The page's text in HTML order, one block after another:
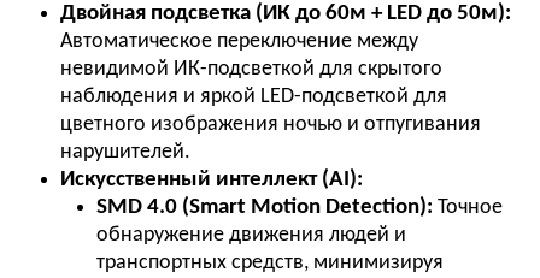
Двойная подсветка (ИК до 60м + LED до 50м):
Автоматическое переключение между
невидимой ИК-подсветкой для скрытого
наблюдения и яркой LED-подсветкой для
цветного изображения ночью и отпугивания
нарушителей.
Искусственный интеллект (AI):
SMD 4.0 (Smart Motion Detection): Точное
обнаружение движения людей и
транспортных средств, минимизируя